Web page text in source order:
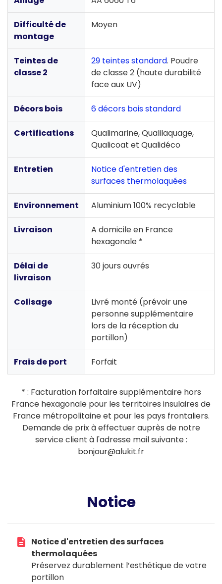
Difficulté de
montage
Moyen
Teintes de
classe 2
29 teintes standard. Poudre
de classe 2 (haute durabilité
face aux UV)
Décors bois 6 décors bois standard
Certifications
Qualimarine, Qualilaquage,
Qualicoat et Qualidéco
Entretien
Notice d'entretien des
surfaces thermolaquées
Environnement Aluminium 100% recyclable
Livraison
A domicile en France
hexagonale *
Délai de
livraison
30 jours ouvrés
Colisage
Livré monté (prévoir une
personne supplémentaire
lors de la réception du
portillon)
Frais de port Forfait
* : Facturation forfaitaire supplémentaire hors
France hexagonale pour les territoires insulaires de
France métropolitaine et pour les pays frontaliers.
Demande de prix à effectuer auprès de notre
service client à l'adresse mail suivante :
bonjour@alukit.fr
Notice
description Notice d'entretien des surfaces
thermolaquées
Préservez durablement l’esthétique de votre
portillon